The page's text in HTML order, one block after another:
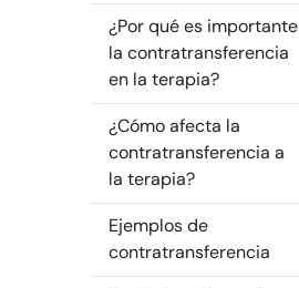
¿Por qué es importante
la contratransferencia
en la terapia?
¿Cómo afecta la
contratransferencia a
la terapia?
Ejemplos de
contratransferencia